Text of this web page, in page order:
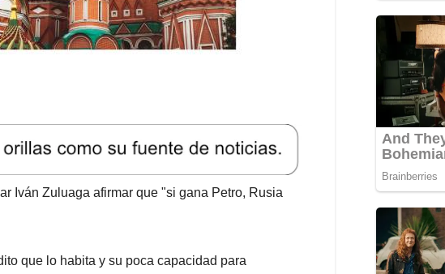
Iván Zuluaga afirmar que "si gana Petro, Rusia
que lo habita y su poca capacidad para